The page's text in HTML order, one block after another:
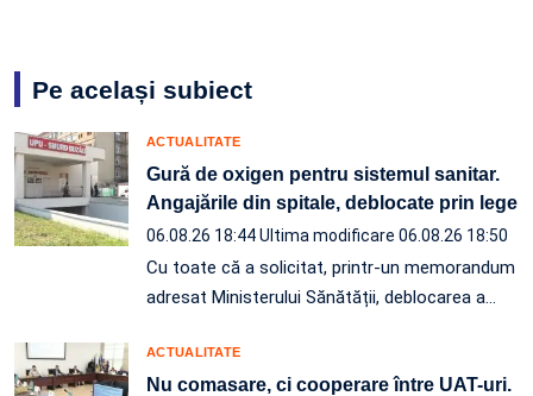
Pe același subiect
ACTUALITATE
Gură de oxigen pentru sistemul sanitar.
Angajările din spitale, deblocate prin lege
06.08.26 18:44Ultima modificare 06.08.26 18:50
Cu toate că a solicitat, printr-un memorandum
adresat Ministerului Sănătății, deblocarea a…
ACTUALITATE
Nu comasare, ci cooperare între UAT-uri.